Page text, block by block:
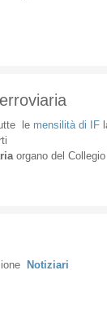
le mensilità di IF
organodel Collegio
Notiziari